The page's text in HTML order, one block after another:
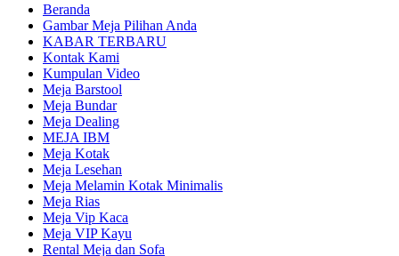
Beranda
Gambar Meja Pilihan Anda
KABAR TERBARU
Kontak Kami
Kumpulan Video
Meja Barstool
Meja Bundar
Meja Dealing
MEJA IBM
Meja Kotak
Meja Lesehan
Meja Melamin Kotak Minimalis
Meja Rias
Meja Vip Kaca
Meja VIP Kayu
Rental Meja dan Sofa